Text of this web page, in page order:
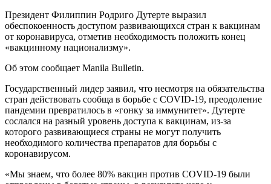
Президент Филиппин Родриго Дутерте выразил
обеспокоенность доступом развивающихся стран к вакцинам
от коронавируса, отметив необходимость положить конец
«вакцинному национализму».
Об этом сообщает Manila Bulletin.
Государственный лидер заявил, что несмотря на обязательства
стран действовать сообща в борьбе с COVID-19, преодоление
пандемии превратилось в «гонку за иммунитет». Дутерте
сослался на разный уровень доступа к вакцинам, из-за
которого развивающиеся страны не могут получить
необходимого количества препаратов для борьбы с
коронавирусом.
«Мы знаем, что более 80% вакцин против COVID-19 были